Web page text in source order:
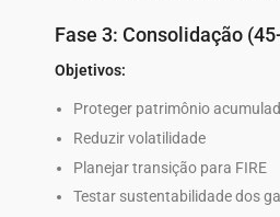
Fase 3: Consolidação
Objetivos:
Proteger patrimônio
Reduzir volatilidade
Planejar transição para FIRE
Testar sustentabilidade dos